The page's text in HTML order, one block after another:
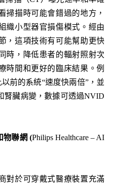
掃描時可能會錯過的地方，
織小型器官損傷模式。經由
，這項技術有可能幫助更快
時，降低患者的輻射照射次
時間和更好的臨床結果。例
前的系統“速度快兩倍”，並
腎臟病變，數據可透過NVID
物聯網 (Philips Healthcare – AI
對於可穿戴式醫療裝置充滿